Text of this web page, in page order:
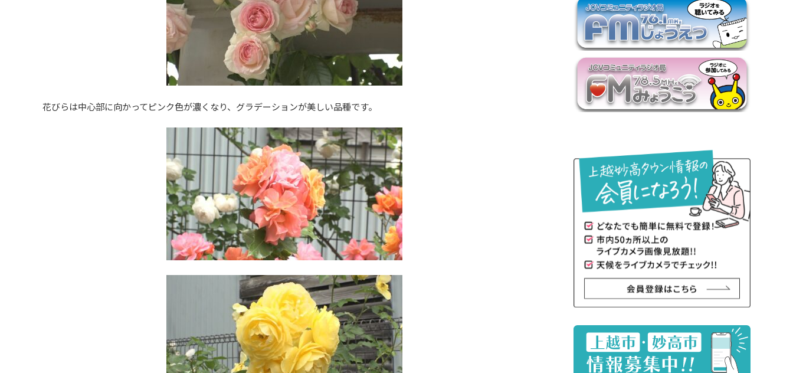
花びらは中心部に向かってピンク色が濃くなり、グラデーションが美しい品種です。